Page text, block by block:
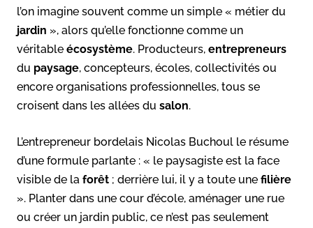
l’on imagine souvent comme un simple « métier du
jardin », alors qu’elle fonctionne comme un
véritable écosystème. Producteurs, entrepreneurs
du paysage, concepteurs, écoles, collectivités ou
encore organisations professionnelles, tous se
croisent dans les allées du salon.
L’entrepreneur bordelais Nicolas Buchoul le résume
d’une formule parlante : « le paysagiste est la face
visible de la forêt ; derrière lui, il y a toute une filière
». Planter dans une cour d’école, aménager une rue
ou créer un jardin public, ce n’est pas seulement